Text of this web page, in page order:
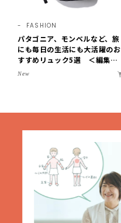
FASHION
パタゴニア、モンベルなど、旅
にも毎日の生活にも大活躍のお
すすめリュック5選 ＜編集部
セレクト＞【LEEマルシェ】
New